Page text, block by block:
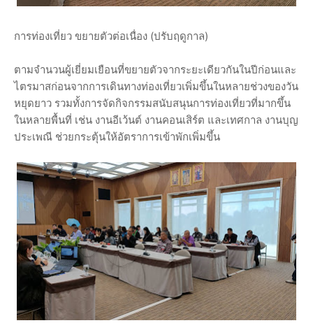
การท่องเที่ยว ขยายตัวต่อเนื่อง (ปรับฤดูกาล)
ตามจำนวนผู้เยี่ยมเยือนที่ขยายตัวจากระยะเดียวกันในปีก่อนและ
ไตรมาสก่อนจากการเดินทางท่องเที่ยวเพิ่มขึ้นในหลายช่วงของวัน
หยุดยาว รวมทั้งการจัดกิจกรรมสนับสนุนการท่องเที่ยวที่มากขึ้น
ในหลายพื้นที่ เช่น งานอีเว้นต์ งานคอนเสิร์ต และเทศกาล งานบุญ
ประเพณี ช่วยกระตุ้นให้อัตราการเข้าพักเพิ่มขึ้น